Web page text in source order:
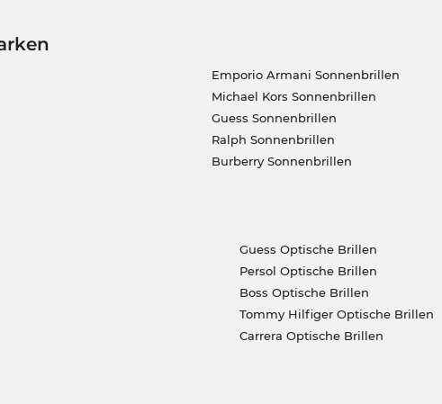
Emporio Armani Sonnenbrillen
Michael Kors Sonnenbrillen
Guess Sonnenbrillen
Ralph Sonnenbrillen
Burberry Sonnenbrillen
Guess Optische Brillen
Persol Optische Brillen
Boss Optische Brillen
Tommy Hilfiger Optische Brillen
Carrera Optische Brillen